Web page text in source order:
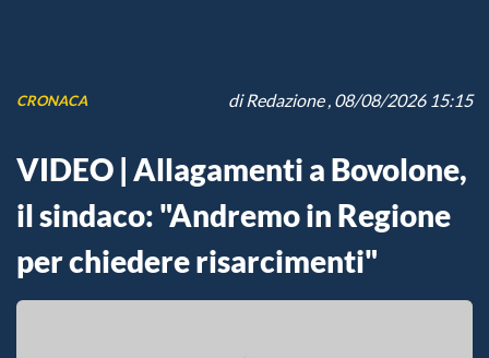
CRONACA diRedazione, 08/08/2026 15:15
VIDEO | Allagamenti a Bovolone,
il sindaco: "Andremo in Regione
per chiedere risarcimenti"